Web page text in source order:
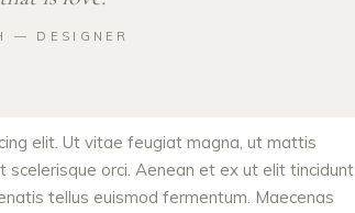
― DESIGNER
elit. Ut vitae feugiat magna, ut mattis
orci. Aenean et ex ut elit tincidunt
tellus euismod fermentum. Maecenas